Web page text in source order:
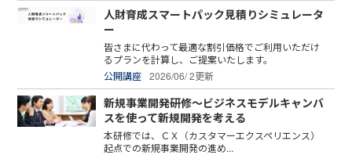
人財育成スマートパック見積りシミュレータ
ー
皆さまに代わって最適な割引価格でご利用いただけ
るプランを計算し、ご提案いたします。
公開講座 2026/06/ 2更新
新規事業開発研修～ビジネスモデルキャンバ
スを使って新規開発を考える
本研修では、ＣＸ（カスタマーエクスペリエンス）
起点での新規事業開発の進め...